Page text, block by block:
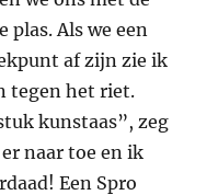
plas. Als we een
af zijn zie ik
tegen het riet.
kunstaas”, zeg
naar toe en ik
Een Spro